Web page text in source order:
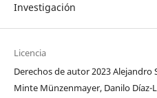
Investigación
Licencia
Derechos de autor 2023 Alejandro
Minte Münzenmayer, Danilo Díaz-